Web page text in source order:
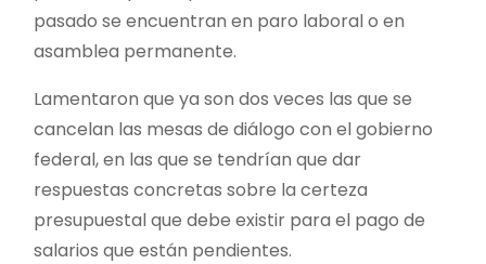
pasado se encuentran en paro laboral o en
asamblea permanente.
Lamentaron que ya son dos veces las que se
cancelan las mesas de diálogo con el gobierno
federal, en las que se tendrían que dar
respuestas concretas sobre la certeza
presupuestal que debe existir para el pago de
salarios que están pendientes.